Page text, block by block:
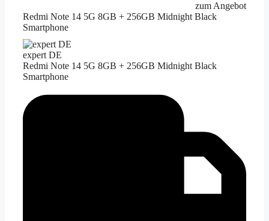
zum Angebot
Redmi Note 14 5G 8GB + 256GB Midnight Black
Smartphone
expert DE
Redmi Note 14 5G 8GB + 256GB Midnight Black
Smartphone